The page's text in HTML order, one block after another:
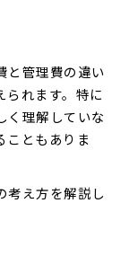
と管理費の違い
られます。特に
く理解していな
こともありま
考え方を解説し